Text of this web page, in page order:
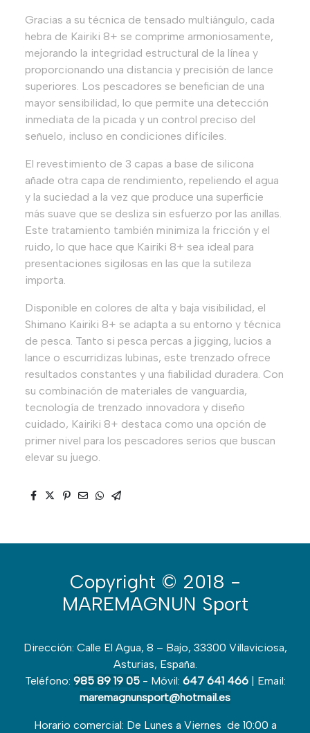
Gracias a su técnica de tensado multiángulo, cada
hebra de Kairiki 8+ se comprime armoniosamente,
mejorando la integridad estructural de la línea y
proporcionando una distancia y precisión de lance
superiores. Los pescadores se benefician de una
mayor sensibilidad, lo que permite una detección
inmediata de la picada y un control preciso del
señuelo, incluso en condiciones difíciles.
El revestimiento de 3 capas a base de silicona
añade otra capa de rendimiento, repeliendo el agua
y la suciedad a la vez que produce una superficie
más suave que se desliza sin esfuerzo por las anillas.
Este tratamiento también minimiza la fricción y el
ruido, lo que hace que Kairiki 8+ sea ideal para
presentaciones sigilosas en las que la sutileza
importa.
Disponible en colores de alta y baja visibilidad, el
Shimano Kairiki 8+ se adapta a su entorno y técnica
de pesca. Tanto si pesca percas a jigging, lucios a
lance o escurridizas lubinas, este trenzado ofrece
resultados constantes y una fiabilidad duradera. Con
su combinación de materiales de vanguardia,
tecnología de trenzado innovadora y diseño
cuidado, Kairiki 8+ destaca como una opción de
primer nivel para los pescadores serios que buscan
elevar su juego.
Copyright © 2018 -
MAREMAGNUN Sport
Dirección: Calle El Agua, 8 – Bajo, 33300 Villaviciosa,
Asturias, España.
Teléfono: 985 89 19 05- Móvil: 647 641 466| Email:
maremagnunsport@hotmail.es
Horario comercial: De Lunes a Viernes de 10:00 a